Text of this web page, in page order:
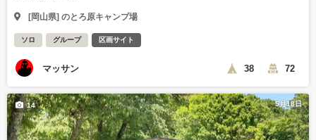
[岡山県] のとろ原キャンプ場
ソロ グループ 区画サイト
マッサン 38 72
5月18日
14